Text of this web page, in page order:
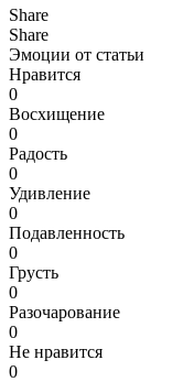
Share
Share
Эмоции от статьи
Нравится
0
Восхищение
0
Радость
0
Удивление
0
Подавленность
0
Грусть
0
Разочарование
0
Не нравится
0